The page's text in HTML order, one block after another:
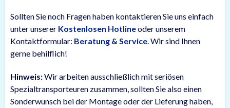
Sollten Sie noch Fragen haben kontaktieren Sie uns einfach
unter unserer Kostenlosen Hotlineoder unserem
Kontaktformular: Beratung & Service. Wir sind Ihnen
gerne behilflich!
Hinweis:Wir arbeiten ausschließlich mit seriösen
Spezialtransporteuren zusammen, sollten Sie also einen
Sonderwunsch bei der Montage oder der Lieferung haben,